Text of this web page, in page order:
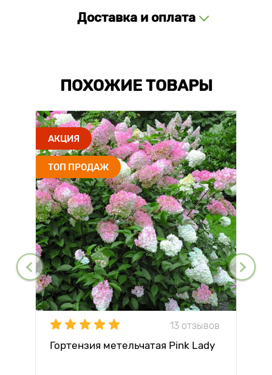
Доставка и оплата
ПОХОЖИЕ ТОВАРЫ
АКЦИЯ
ТОП ПРОДАЖ
13 отзывов
Гортензия метельчатая Pink Lady